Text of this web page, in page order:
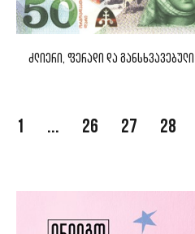
ᲫᲚᲘᲔᲠᲘ, ᲤᲔᲠᲐᲓᲘ ᲓᲐ ᲒᲐᲜᲡᲮᲕᲐᲕᲔᲑᲣᲚᲘ
1 ... 26 27 28